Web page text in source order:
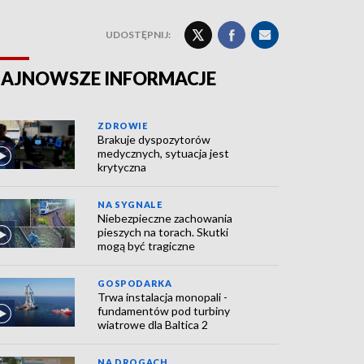
UDOSTĘPNIJ:
INFORMACJE
ZDROWIE
Brakuje dyspozytorów
medycznych, sytuacja jest
krytyczna
NA SYGNALE
Niebezpieczne zachowania
pieszych na torach. Skutki
mogą być tragiczne
GOSPODARKA
Trwa instalacja monopali -
fundamentów pod turbiny
wiatrowe dla Baltica 2